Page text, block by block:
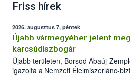
Friss hírek
2026. augusztus 7, péntek
Újabb vármegyében jelent
karcsúdíszbogár
Újabb területen, Borsod-Abaúj-
igazolta a Nemzeti Élelmiszerlánc-